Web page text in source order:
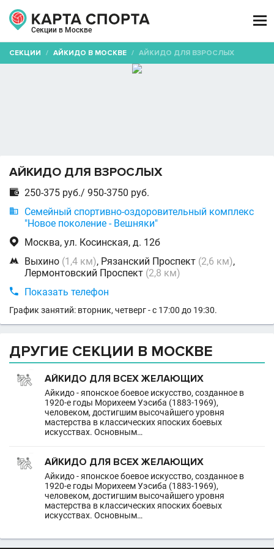
Секции в Москве

СЕКЦИИ / АЙКИДО В МОСКВЕ / АЙКИДО ДЛЯ ВЗРОСЛЫХ
АЙКИДО ДЛЯ ВЗРОСЛЫХ
 250-375 руб./ 950-3750 руб.

Семейный спортивно-оздоровительный комплекс
"Новое поколение - Вешняки"
 Москва, ул. Косинская, д. 12б
 Выхино (1,4 км), Рязанский Проспект (2,6 км),
Лермонтовский Проспект (2,8 км)
 Показать телефон
График занятий: вторник, четверг - с 17:00 до 19:30.
ДРУГИЕ СЕКЦИИ В МОСКВЕ
АЙКИДО ДЛЯ ВСЕХ ЖЕЛАЮЩИХ
Айкидо - японское боевое искусство, созданное в
1920-е годы Морихеем Уэсиба (1883-1969),
человеком, достигшим высочайшего уровня
мастерства в классических япоских боевых
искусствах. Основным…
АЙКИДО ДЛЯ ВСЕХ ЖЕЛАЮЩИХ
Айкидо - японское боевое искусство, созданное в
1920-е годы Морихеем Уэсиба (1883-1969),
человеком, достигшим высочайшего уровня
мастерства в классических япоских боевых
искусствах. Основным…